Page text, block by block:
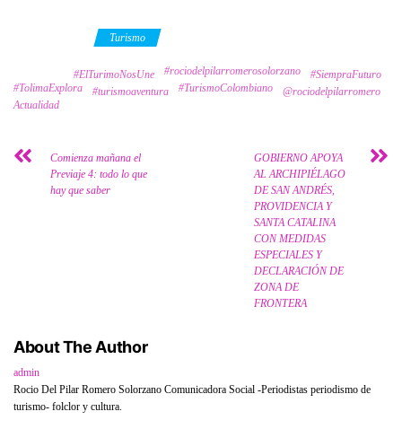
Turismo
#ElTurimoNosUne #rociodelpilarromerosolorzano
#SiempraFuturo
#TolimaExplora
#turismoaventura #TurismoColombiano
@rociodelpilarromero
Actualidad
Comienza mañana el
Previaje 4: todo lo que
hay que saber
GOBIERNO APOYA
AL ARCHIPIÉLAGO
DE SAN ANDRÉS,
PROVIDENCIA Y
SANTA CATALINA
CON MEDIDAS
ESPECIALES Y
DECLARACIÓN DE
ZONA DE
FRONTERA
About The Author
admin
Rocio Del Pilar Romero Solorzano Comunicadora Social -Periodistas periodismo de
turismo- folclor y cultura.